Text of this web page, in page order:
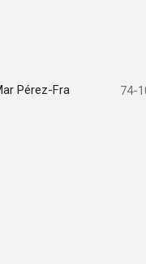
Pérez-Fra
74-